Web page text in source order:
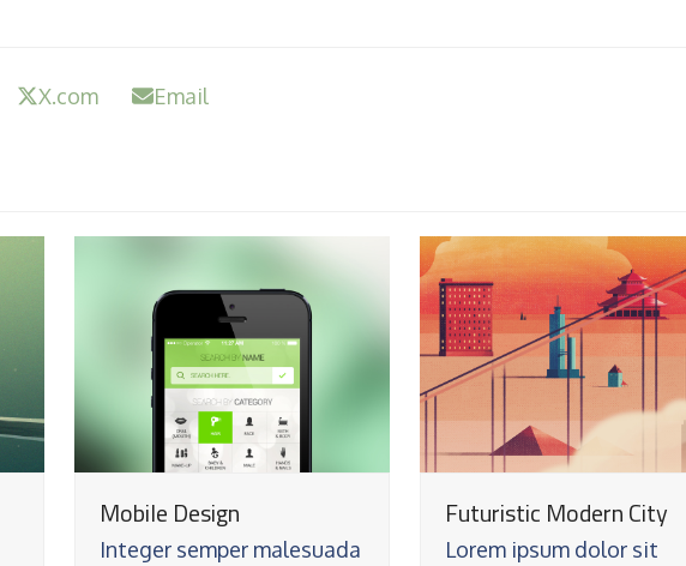
X.com Email
Mobile Design
Integer semper malesuada
Futuristic Modern City
Lorem ipsum dolor sit